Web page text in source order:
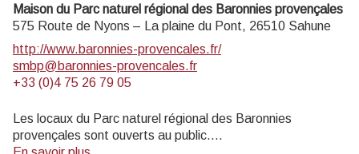
Maison du Parc naturel régional des Baronnies provençales
575 Route de Nyons – La plaine du Pont, 26510 Sahune
http://www.baronnies-provencales.fr/
smbp@baronnies-provencales.fr
+33 (0)4 75 26 79 05
Les locaux du Parc naturel régional des Baronnies
provençales sont ouverts au public.